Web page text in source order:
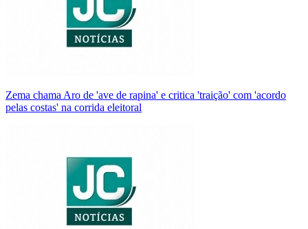
Zema chama Aro de 'ave de rapina' e critica 'traição' com 'acordo
pelas costas' na corrida eleitoral